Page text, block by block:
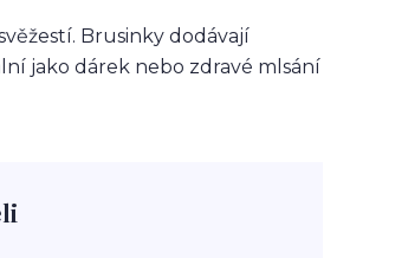
Brusinky dodávají
jako dárek nebo zdravé mlsání